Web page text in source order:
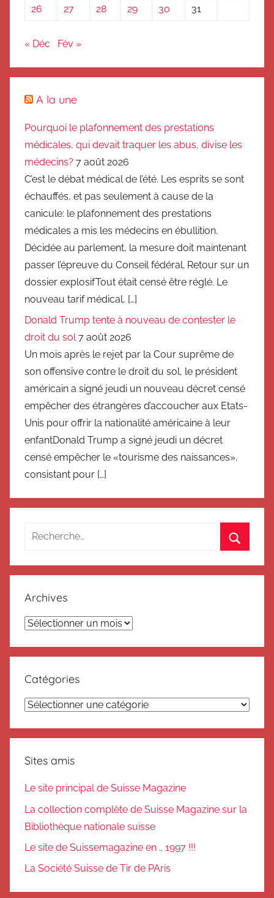
26
27 28 29 30 31
« Déc Fév »
A la une
Pourquoi le plafonnement des prestations
médicales, qui devait traquer les abus, divise les
médecins? 7 août 2026
C’est le débat médical de l’été. Les esprits se sont
échauffés, et pas seulement à cause de la
canicule: le plafonnement des prestations
médicales a mis les médecins en ébullition.
Décidée au parlement, la mesure doit maintenant
passer l’épreuve du Conseil fédéral. Retour sur un
dossier explosifTout était censé être réglé. Le
nouveau tarif médical, […]
Donald Trump tente à nouveau de contester le
droit du sol 7 août 2026
Un mois après le rejet par la Cour suprême de
son offensive contre le droit du sol, le président
américain a signé jeudi un nouveau décret censé
empêcher des étrangères d’accoucher aux Etats-
Unis pour offrir la nationalité américaine à leur
enfantDonald Trump a signé jeudi un décret
censé empêcher le «tourisme des naissances»,
consistant pour […]
Recherche
:
Archives
Archives
Catégories
Catégories
Sites amis
Le site principal de Suisse Magazine
La collection complète de Suisse Magazine sur la
Bibliothèque nationale suisse
Le site de Suissemagazine en .. 1997 !!!
La Société Suisse de Tir de PAris